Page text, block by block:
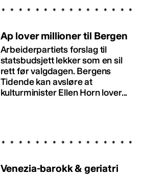
Ap lover millioner til Bergen
Arbeiderpartiets forslag til
statsbudsjett lekker som en sil
rett før valgdagen. Bergens
Tidende kan avsløre at
kulturminister Ellen Horn lover...
Venezia-barokk & geriatri